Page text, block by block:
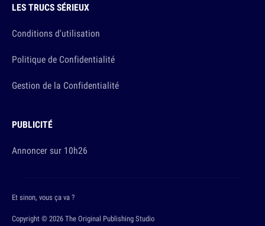
LES TRUCS SÉRIEUX
Conditions d'utilisation
Politique de Confidentialité
Gestion de la Confidentialité
PUBLICITÉ
Annoncer sur 10h26
Copyright © 2026 The Original Publishing Studio
Et sinon, vous ça va ?